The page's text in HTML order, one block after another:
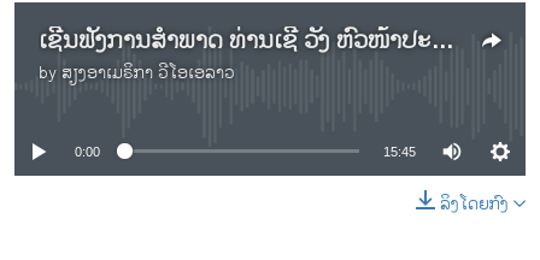
ເຊີນຟັງການສຳພາດ ທ່ານເຊີ ວັງ ຫົວໜ້າປະຊາສຳພັນ ອຸດສາຫຳກໍາ ເຮັດເກີບບຸຕ
by ສຽງອາເມຣິກາ ວີໂອເອລາວ
No media source currently available
0:00 15:45
ລິງໂດຍກົງ